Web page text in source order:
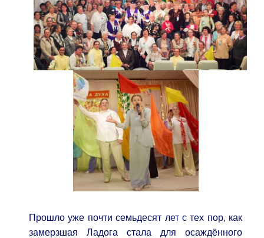
Прошло уже почти семьдесят лет с тех пор, как
замерзшая Ладога стала для осаждённого